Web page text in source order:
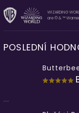
WIZARDING
are © & ™ Warner
POSLEDNÍ
...